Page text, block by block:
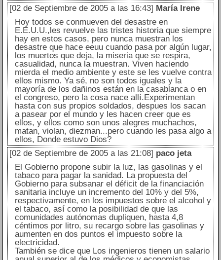
[02 de Septiembre de 2005 a las 16:43] María Irene
Hoy todos se conmueven del desastre en
E.E.U.U.,les revuelve las tristes historia que siempre
hay en estos casos, pero nunca muestran los
desastre que hace eeuu cuando pasa por algún lugar,
los muertos que deja, la miseria que se respira,
casualidad, nunca la muestran. Viven haciendo
mierda el medio ambiente y este se les vuelve contra
ellos mismo. Ya sé, no son todos iguales y la
mayoría de los dañinos están en la casablanca o en
el congreso, pero la cosa nace allí.Experimentan
hasta con sus propios soldados, despues los sacan
a pasear por el mundo y les hacen creer que es
ellos, y ellos como son unos alegres muchachos,
matan, violan, diezman...pero cuando les pasa algo a
ellos, Donde estuvo Dios?
[02 de Septiembre de 2005 a las 21:08] paco jeta
El Gobierno propone subir la luz, las gasolinas y el
tabaco para pagar la sanidad. La propuesta del
Gobierno para subsanar el déficit de la financiación
sanitaria incluye un incremento del 10% y del 5%,
respectivamente, en los impuestos sobre el alcohol y
el tabaco, así como la posibilidad de que las
comunidades autónomas dupliquen, hasta 4,8
céntimos por litro, su recargo sobre las gasolinas y
aumenten en dos puntos el impuesto sobre la
electricidad.
También se dice que Los ingenieros tienen un salario